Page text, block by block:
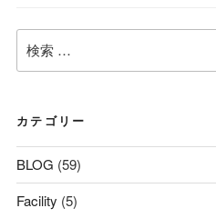
検
索:
カテゴリー
BLOG (59)
Facility (5)